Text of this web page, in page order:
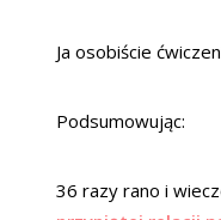
Ja osobiście
Podsumowując:
36 razy rano i